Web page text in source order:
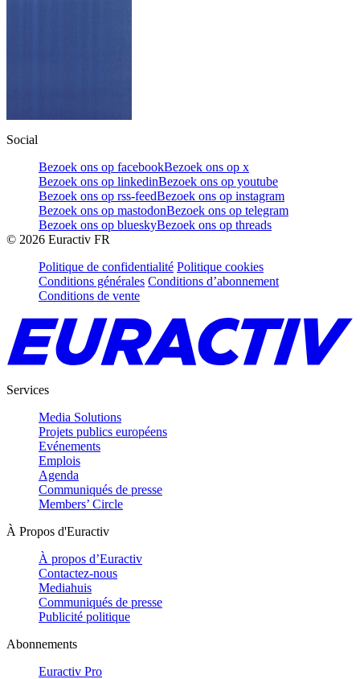
Social
Bezoek ons op facebookBezoek ons op x
Bezoek ons op linkedinBezoek ons op youtube
Bezoek ons op rss-feedBezoek ons op instagram
Bezoek ons op mastodonBezoek ons op telegram
Bezoek ons op blueskyBezoek ons op threads
© 2026 Euractiv FR
Politique de confidentialité Politique cookies
Conditions générales Conditions d’abonnement
Conditions de vente
Services
Media Solutions
Projets publics européens
Evénements
Emplois
Agenda
Communiqués de presse
Members’ Circle
À Propos d'Euractiv
À propos d’Euractiv
Contactez-nous
Mediahuis
Communiqués de presse
Publicité politique
Abonnements
Euractiv Pro